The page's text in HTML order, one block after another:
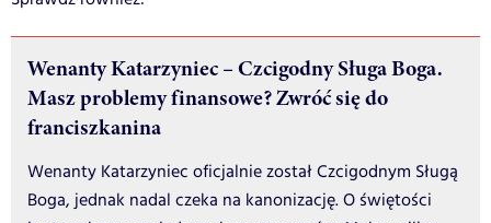
Wenanty Katarzyniec – Czcigodny Sługa Boga.
Masz problemy finansowe? Zwróć się do
franciszkanina
Wenanty Katarzyniec oficjalnie został Czcigodnym Sługą
Boga, jednak nadal czeka na kanonizację. O świętości